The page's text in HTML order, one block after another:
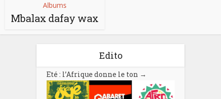
Albums
Mbalax dafay wax
Edito
Eté : l’Afrique donne le ton →